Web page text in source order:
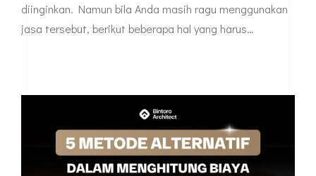
diinginkan. Namun bila Anda masih ragu menggunakan
jasa tersebut, berikut beberapa hal yang harus…